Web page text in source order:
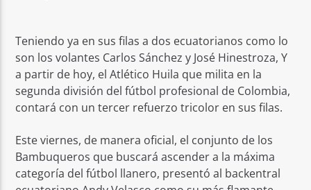
Teniendo ya en sus filas a dos ecuatorianos como lo
son los volantes Carlos Sánchez y José Hinestroza, Y
a partir de hoy, el Atlético Huila que milita en la
segunda división del fútbol profesional de Colombia,
contará con un tercer refuerzo tricolor en sus filas.
Este viernes, de manera oficial, el conjunto de los
Bambuqueros que buscará ascender a la máxima
categoría del fútbol llanero, presentó al backentral